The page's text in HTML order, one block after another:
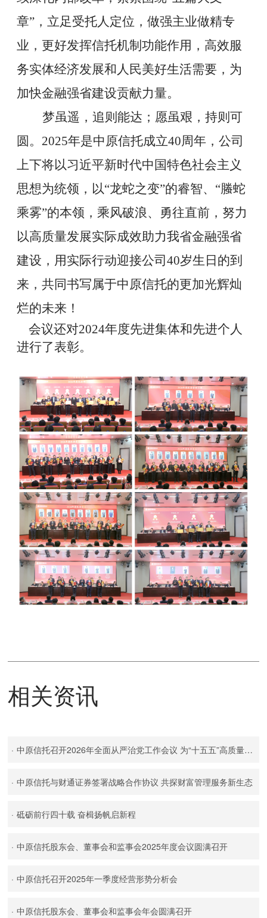
章” ，立足受托人定位，做强主业做精专
业，更好发挥信托机制功能作用，高效服
务实体经济发展和人民美好生活需要，为
加快金融强省建设贡献力量。
梦虽遥，追则能达；愿虽艰，持则可
圆。 2025年是中原信托成立40周年，公司
上下将以习近平新时代中国特色社会主义
思想为统领，以“龙蛇之变”的睿智、 “螣蛇
乘雾”的本领，乘风破浪、勇往直前，努力
以高质量发展实际成效助力我省金融强省
建设，用实际行动迎接公司40岁生日的到
来，共同书写属于中原信托的更加光辉灿
烂的未来！
会议还对2024年度先进集体和先进个人
进行了表彰。
相关资讯
· 中原信托召开2026年全面从严治党工作会议 为“十五五”高质量发展提供坚强政治保障
· 中原信托与财通证券签署战略合作协议 共探财富管理服务新生态
· 砥砺前行四十载 奋楫扬帆启新程
· 中原信托股东会、董事会和监事会2025年度会议圆满召开
· 中原信托召开2025年一季度经营形势分析会
· 中原信托股东会、董事会和监事会年会圆满召开